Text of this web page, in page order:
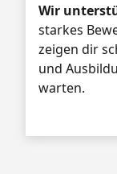
Wir
starkes
zeigen dir
und
warten.